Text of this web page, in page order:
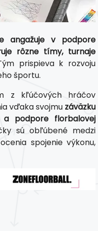
angažuje v podpore
rôzne tímy, turnaje
prispieva k rozvoju
športu.
z kľúčových hráčov
vďaka svojmu záväzku
a podpore florbalovej
sú obľúbené medzi
spojenie výkonu,